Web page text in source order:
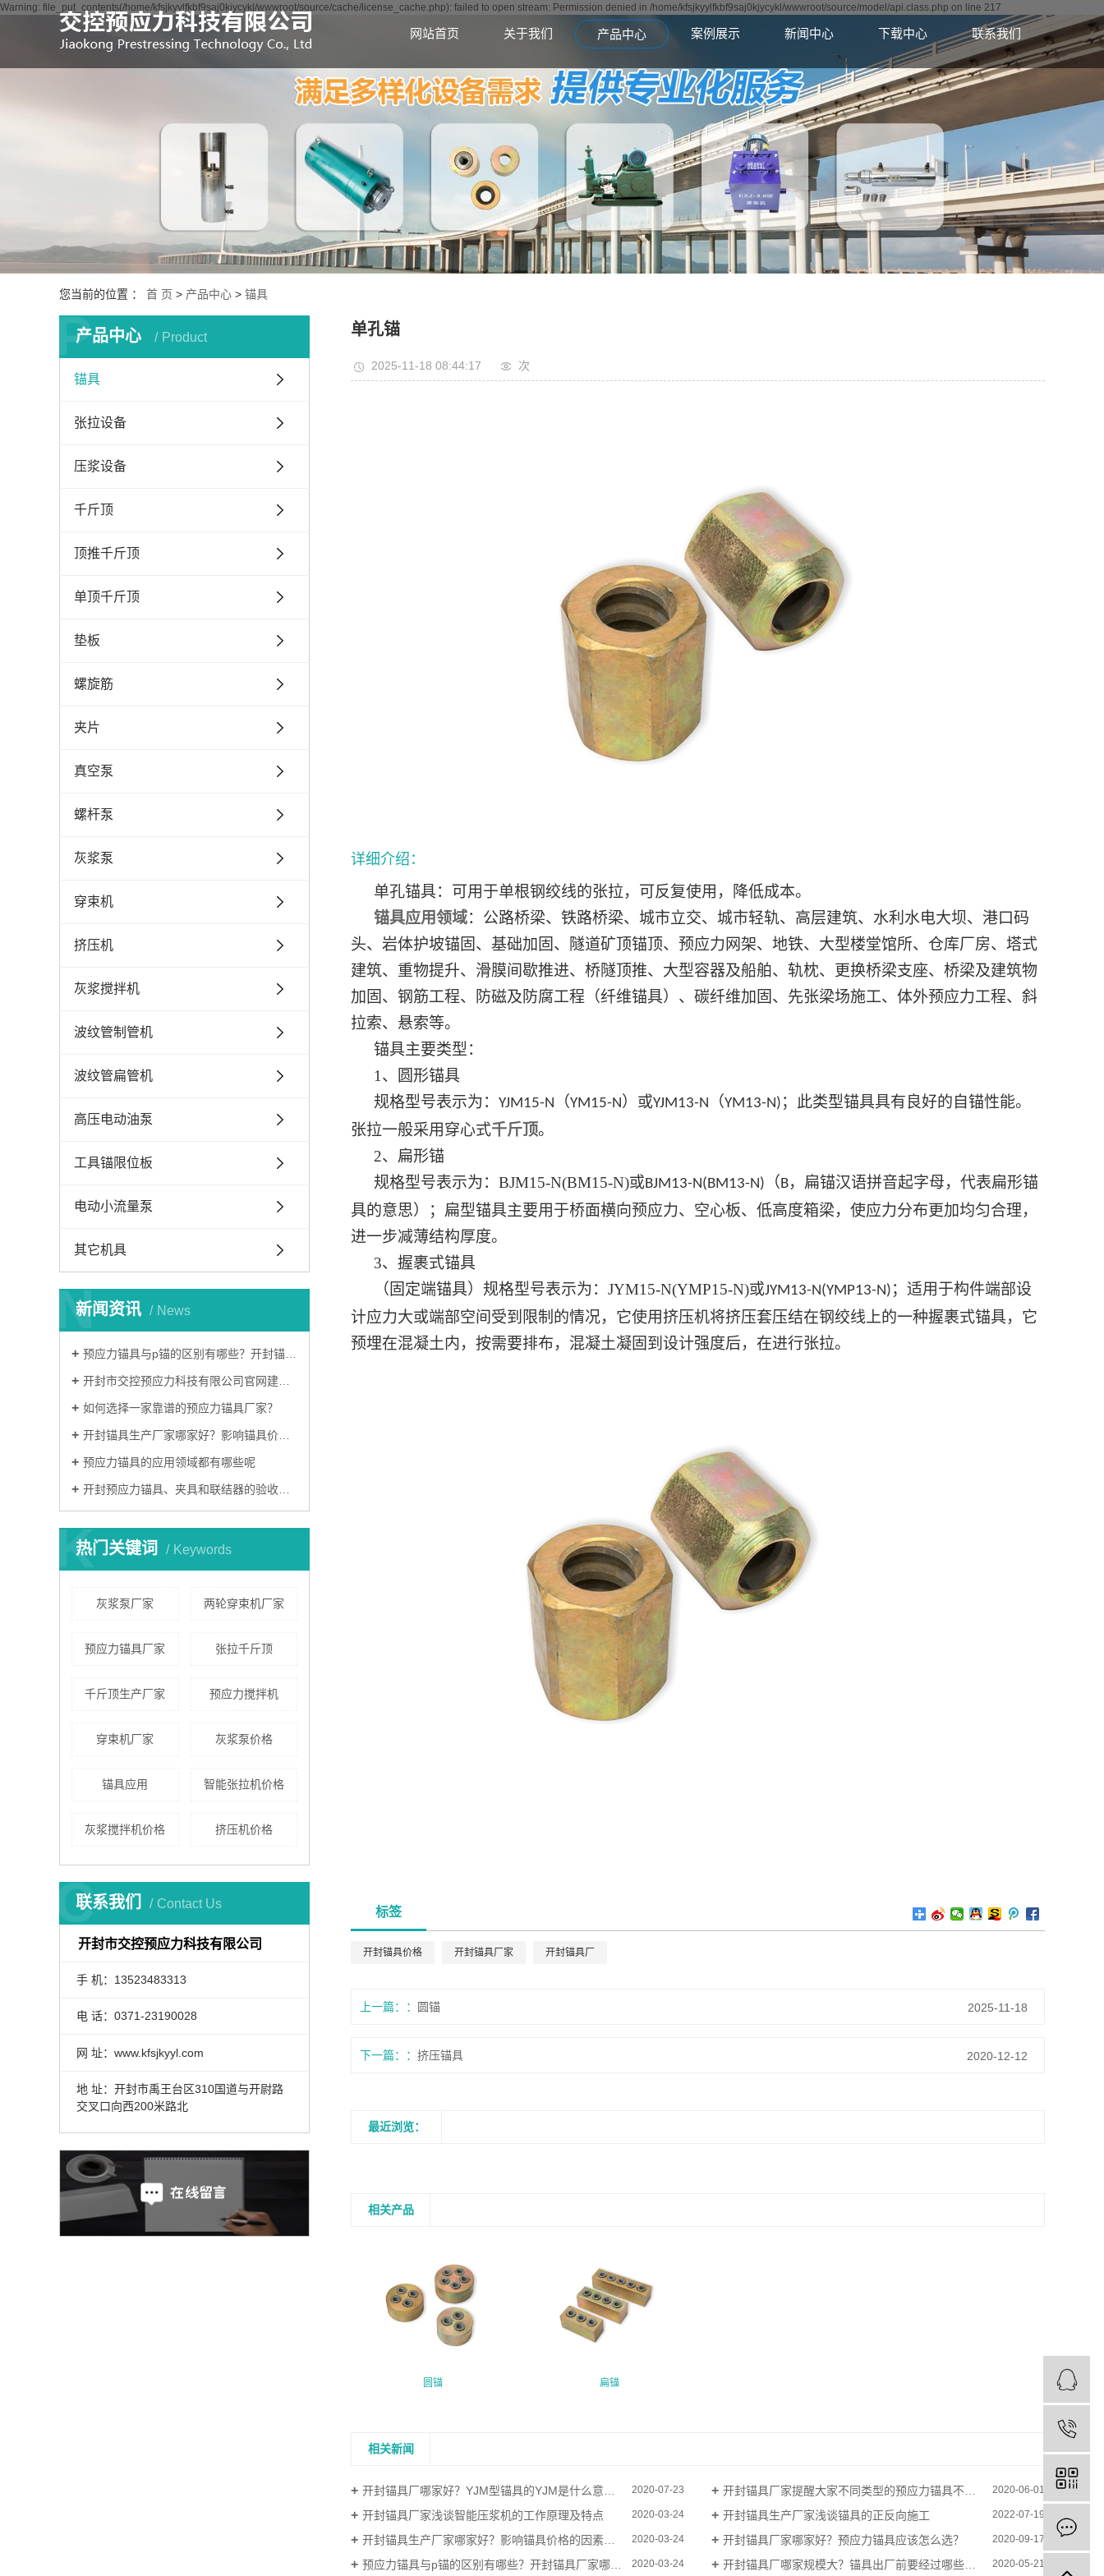
Warning: file_put_contents(/home/kfsjkyylfkbf9saj0kjycykl/wwwroot/source/cache/license_cache.php): failed to open stream: Permission denied in /home/kfsjkyylfkbf9saj0kjycykl/wwwroot/source/model/api.class.php on line 217
网站首页 关于我们 产品中心 案例展示 新闻中心 下载中心 联系我们
您当前的位置 ： 首 页 > 产品中心 > 锚具
产品中心 Product
P
锚具
张拉设备
压浆设备
千斤顶
顶推千斤顶
单顶千斤顶
垫板
螺旋筋
夹片
真空泵
螺杆泵
灰浆泵
穿束机
挤压机
灰浆搅拌机
波纹管制管机
波纹管扁管机
高压电动油泵
工具锚限位板
电动小流量泵
其它机具
新闻资讯 News
N
预应力锚具与p锚的区别有哪些？开封锚具厂家哪家好？
开封市交控预应力科技有限公司官网建设完成！
如何选择一家靠谱的预应力锚具厂家？
开封锚具生产厂家哪家好？影响锚具价格的因素有哪些？
预应力锚具的应用领域都有哪些呢
开封预应力锚具、夹具和联结器的验收方法
热门关键词 Keywords
K
灰浆泵厂家 两轮穿束机厂家
预应力锚具厂家 张拉千斤顶
千斤顶生产厂家 预应力搅拌机
穿束机厂家 灰浆泵价格
锚具应用 智能张拉机价格
灰浆搅拌机价格 挤压机价格
联系我们 Contact Us
C
开封市交控预应力科技有限公司
手 机：13523483313
电 话：0371-23190028
网 址：www.kfsjkyyl.com
地 址：开封市禹王台区310国道与开尉路
交叉口向西200米路北
单孔锚
2025-11-18 08:44:17 次
详细介绍：
单孔锚具： 可 用于单根钢绞线的张拉，可反复使用，降低成本。
锚具应用领域：公路桥梁、铁路桥梁、城市立交、城市轻轨、高层建筑、水利水电大坝、港口码
头、岩体护坡锚固、基础加固、隧道矿顶锚顶、预应力网架、地铁、大型楼堂馆所、仓库厂房、塔式
建筑、重物提升、滑膜间歇推进、桥隧顶推、大型容器及船舶、轨枕、更换桥梁支座、桥梁及建筑物
加固、钢筋工程、防磁及防腐工程（纤维锚具）、碳纤维加固、先张梁场施工、体外预应力工程、斜
拉索、悬索等。
锚具主要类型：
1 、圆形锚具
规格型号表示为： YJM15-N （YM15-N）或YJM13-N （YM13-N) ；此类型锚具具有良好的自锚性能。
张拉一般采用穿心式千斤顶。
2、扁形锚
规格型号表示为： BJM15-N(BM15-N)或BJM13-N(BM13-N) （B，扁锚汉语拼音起字母，代表扁形锚
具的意思）；扁型锚具主要用于桥面横向预应力、空心板、低高度箱梁，使应力分布更加均匀合理，
进一步减薄结构厚度。
3、握裹式锚具
（固定端锚具）规格型号表示为： JYM15-N(YMP15-N)或JYM13-N(YMP13-N) ；适用于构件端部设
计应力大或端部空间受到限制的情况，它使用挤压机将挤压套压结在钢绞线上的一种握裹式锚具，它
预埋在混凝土内，按需要排布，混凝土凝固到设计强度后，在进行张拉。
标签
开封锚具价格 开封锚具厂家 开封锚具厂
上一篇： 圆锚 2025-11-18
下一篇： 挤压锚具 2020-12-12
最近浏览：
相关产品
圆锚 扁锚
相关新闻
开封锚具厂哪家好？YJM型锚具的YJM是什么意思？ 2020-07-23 开封锚具厂家提醒大家不同类型的预应力锚具不能混用 2020-06-01
开封锚具厂家浅谈智能压浆机的工作原理及特点 2020-03-24 开封锚具生产厂家浅谈锚具的正反向施工 2022-07-19
开封锚具生产厂家哪家好？影响锚具价格的因素有哪些？ 2020-03-24 开封锚具厂家哪家好？预应力锚具应该怎么选？ 2020-09-17
预应力锚具与p锚的区别有哪些？开封锚具厂家哪家好？ 2020-03-24 开封锚具厂哪家规模大？锚具出厂前要经过哪些检验？ 2020-05-21